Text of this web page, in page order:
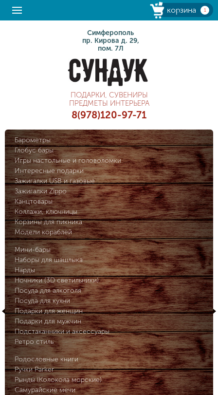
корзина 1
Симферополь
пр. Кирова д. 29,
пом. 7Л
ПОДАРКИ, СУВЕНИРЫ
ПРЕДМЕТЫ ИНТЕРЬЕРА
8(978)120-97-71
Барометры
Глобус бары
Игры настольные и головоломки
Интересные подарки
Зажигалки USB и газовые
Зажигалки Zippo
Канцтовары
Коллажи, ключницы
Корзины для пикника
Модели кораблей
Мини-бары
Наборы для шашлыка
Нарды
Ночники (3D светильники)
Посуда для алкоголя
Посуда для кухни
Подарки для женщин
Подарки для мужчин
Подстаканники и аксессуары
Ретро стиль
Родословные книги
Ручки Parker
Рынды (Колокола морские)
Самурайские мечи